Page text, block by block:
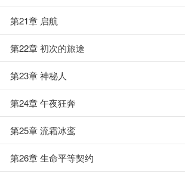
第21章 启航
第22章 初次的旅途
第23章 神秘人
第24章 午夜狂奔
第25章 流霜冰鸾
第26章 生命平等契约